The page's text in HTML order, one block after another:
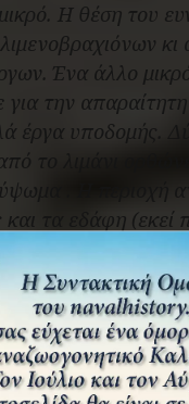
Η θέση του
Ένα άλλο
την
έργα υποδομής.
το λιμάνι
. Η περιοχή
και τα εδάφη (εκεί
κέντρο)
Κλιμακοστάσιο
με την πόλη
αργότερα.
τις πρώτες